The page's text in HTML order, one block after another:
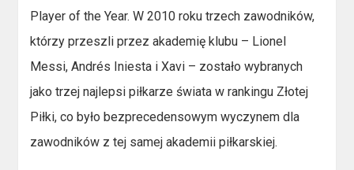
Player of the Year. W 2010 roku trzech zawodników,
którzy przeszli przez akademię klubu – Lionel
Messi, Andrés Iniesta i Xavi – zostało wybranych
jako trzej najlepsi piłkarze świata w rankingu Złotej
Piłki, co było bezprecedensowym wyczynem dla
zawodników z tej samej akademii piłkarskiej.